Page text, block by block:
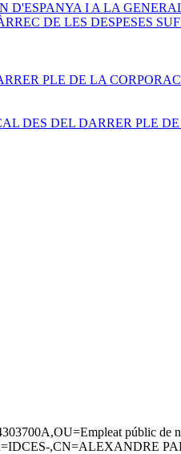
D'ESPANYA I A LA
DE LES DESPESES
PLE DE LA
DES DEL DARRER PLE
públic
,CN=ALEXANDRE